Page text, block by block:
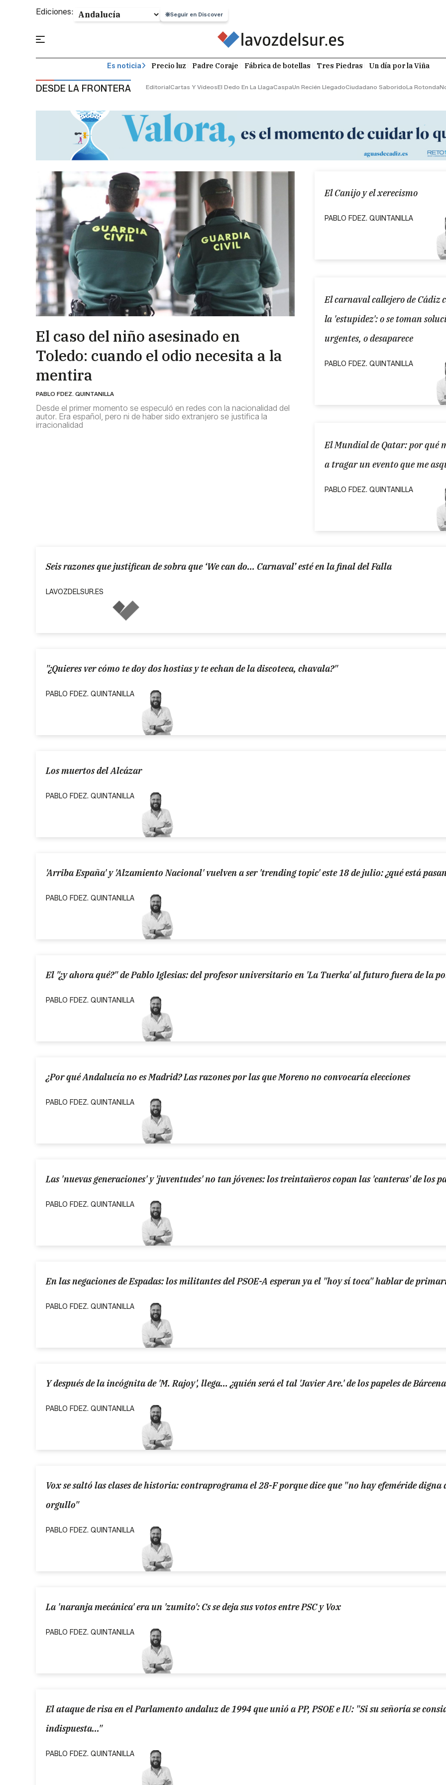
Ediciones: Seguir en Discover
Es noticia Precio luz Padre Coraje Fábrica de botellas Tres Piedras Un día por la Viña
DESDE LA FRONTERA EditorialCartas Y VídeosEl Dedo En La LlagaCaspaUn Recién LlegadoCiudadano SaboridoLa Rotonda
El caso del niño asesinado en
Toledo: cuando el odio necesita a la
mentira
PABLO FDEZ. QUINTANILLA
Desde el primer momento se especuló en redes con la nacionalidad del
autor. Era español, pero ni de haber sido extranjero se justifica la
irracionalidad
El Canijo y el xerecismo
PABLO FDEZ. QUINTANILLA
El carnaval callejero de Cádiz
la 'estupidez': o se toman
urgentes, o desaparece
PABLO FDEZ. QUINTANILLA
El Mundial de Qatar: por qué
a tragar un evento que me
PABLO FDEZ. QUINTANILLA
Seis razones que justifican de sobra que ‘We can do... Carnaval’ esté en la final del Falla
LAVOZDELSUR.ES
"¿Quieres ver cómo te doy dos hostias y te echan de la discoteca, chavala?"
PABLO FDEZ. QUINTANILLA
Los muertos del Alcázar
PABLO FDEZ. QUINTANILLA
'Arriba España' y 'Alzamiento Nacional' vuelven a ser 'trending topic' este 18 de julio: ¿qué está
PABLO FDEZ. QUINTANILLA
El "¿y ahora qué?" de Pablo Iglesias: del profesor universitario en 'La Tuerka' al futuro fuera de la
PABLO FDEZ. QUINTANILLA
¿Por qué Andalucía no es Madrid? Las razones por las que Moreno no convocaría elecciones
PABLO FDEZ. QUINTANILLA
Las 'nuevas generaciones' y 'juventudes' no tan jóvenes: los treintañeros copan las 'canteras' de los
PABLO FDEZ. QUINTANILLA
En las negaciones de Espadas: los militantes del PSOE-A esperan ya el "hoy sí toca" hablar de
PABLO FDEZ. QUINTANILLA
Y después de la incógnita de 'M. Rajoy', llega... ¿quién será el tal 'Javier Are.' de los papeles de
PABLO FDEZ. QUINTANILLA
Vox se saltó las clases de historia: contraprograma el 28-F porque dice que "no hay efeméride digna
orgullo"
PABLO FDEZ. QUINTANILLA
La 'naranja mecánica' era un 'zumito': Cs se deja sus votos entre PSC y Vox
PABLO FDEZ. QUINTANILLA
El ataque de risa en el Parlamento andaluz de 1994 que unió a PP, PSOE e IU: "Si su señoría se
indispuesta..."
PABLO FDEZ. QUINTANILLA